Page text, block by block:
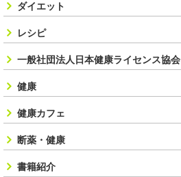
ダイエット
レシピ
一般社団法人日本健康ライセンス協会
健康
健康カフェ
断薬・健康
書籍紹介